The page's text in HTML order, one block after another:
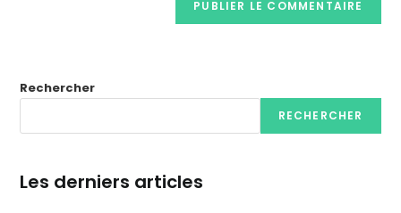
Rechercher
RECHERCHER
Les derniers articles